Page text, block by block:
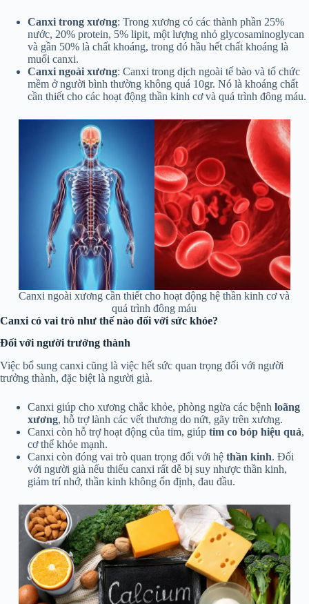
Canxi trong xương: Trong xương có các thành phần 25%
nước, 20% protein, 5% lipit, một lượng nhỏ glycosaminoglycan
và gần 50% là chất khoáng, trong đó hầu hết chất khoáng là
muối canxi.
Canxi ngoài xương: Canxi trong dịch ngoài tế bào và tổ chức
mềm ở người bình thường không quá 10gr. Nó là khoáng chất
cần thiết cho các hoạt động thần kinh cơ và quá trình đông máu.
Canxi ngoài xương cần thiết cho hoạt động hệ thần kinh cơ và
quá trình đông máu
Canxi có vai trò như thế nào đối với sức khỏe?
Đối với người trưởng thành
Việc bổ sung canxi cũng là việc hết sức quan trọng đối với người
trưởng thành, đặc biệt là người già.
Canxi giúp cho xương chắc khỏe, phòng ngừa các bệnh loãng
xương, hỗ trợ lành các vết thương do nứt, gãy trên xương.
Canxi còn hỗ trợ hoạt động của tim, giúp tim co bóp hiệu quả,
cơ thể khỏe mạnh.
Canxi còn đóng vai trò quan trọng đối với hệ thần kinh. Đối
với người già nếu thiếu canxi rất dễ bị suy nhược thần kinh,
giảm trí nhớ, thần kinh không ổn định, đau đầu.